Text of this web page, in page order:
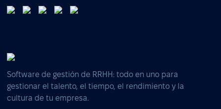
Software de gestión de RRHH: todo en uno para
gestionar el talento, el tiempo, el rendimiento y la
cultura de tu empresa.